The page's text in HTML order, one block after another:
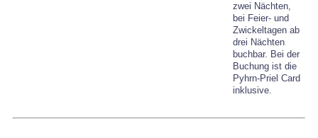
zwei Nächten,
bei Feier- und
Zwickeltagen ab
drei Nächten
buchbar. Bei der
Buchung ist die
Pyhrn-Priel Card
inklusive.